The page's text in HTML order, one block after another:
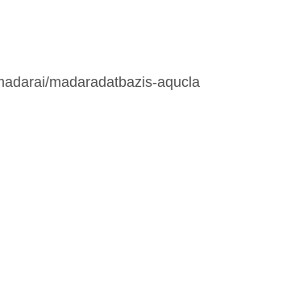
madaradatbazis-aqucla